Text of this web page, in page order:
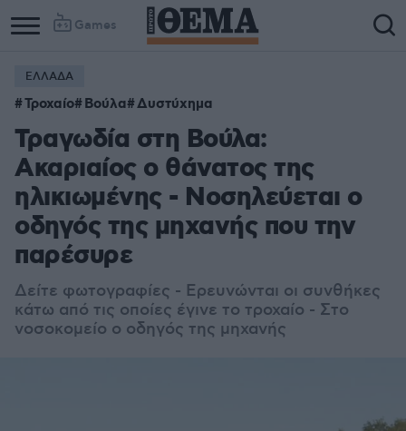
Games
ΕΛΛΑΔΑ
Τροχαίο Βούλα Δυστύχημα
Τραγωδία στη Βούλα:
Ακαριαίος ο θάνατος της
ηλικιωμένης - Νοσηλεύεται ο
οδηγός της μηχανής που την
παρέσυρε
Δείτε φωτογραφίες - Ερευνώνται οι συνθήκες
κάτω από τις οποίες έγινε το τροχαίο - Στο
νοσοκομείο ο οδηγός της μηχανής